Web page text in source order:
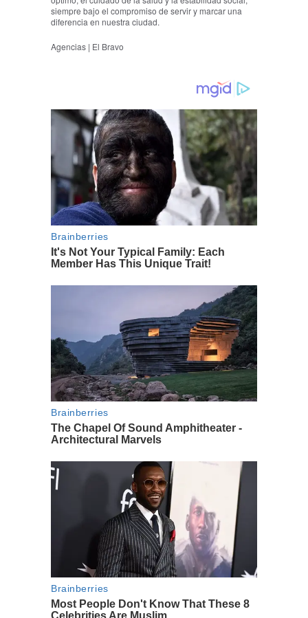
siempre bajo el compromiso de servir y marcar una
diferencia en nuestra ciudad.
Agencias | El Bravo